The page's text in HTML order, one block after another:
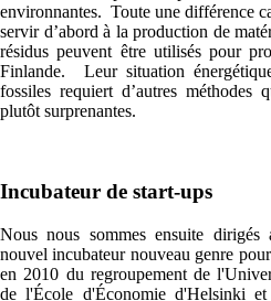
environnantes. Toute une différence
servir d’abord à la production de
résidus peuvent être utilisés pour
Finlande. Leur situation
fossiles requiert d’autres méthodes
plutôt surprenantes.
Incubateur de start-ups
Nous nous sommes ensuite
nouvel incubateur nouveau genre
en 2010 du regroupement de
de l'École d'Économie d'Helsinki